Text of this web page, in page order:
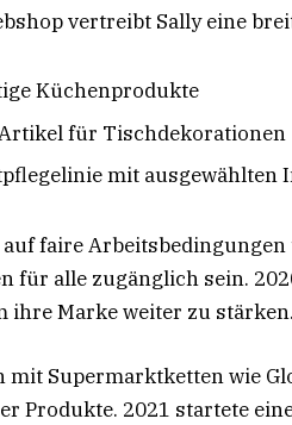
vertreibt Sally eine
Küchenprodukte
für Tischdekorationen
mit ausgewählten
auf faire
für alle zugänglich sein.
ihre Marke weiter zu stärken.
mit Supermarktketten wie
Produkte. 2021 startete